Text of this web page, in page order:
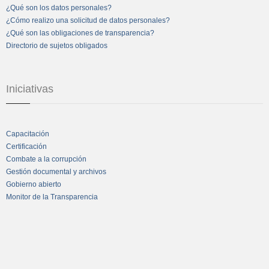
¿Qué son los datos personales?
¿Cómo realizo una solicitud de datos personales?
¿Qué son las obligaciones de transparencia?
Directorio de sujetos obligados
Iniciativas
Capacitación
Certificación
Combate a la corrupción
Gestión documental y archivos
Gobierno abierto
Monitor de la Transparencia